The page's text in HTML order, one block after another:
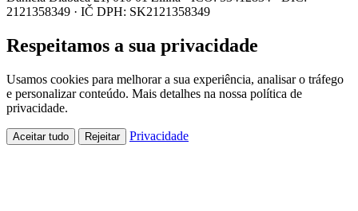
2121358349 · IČ DPH: SK2121358349
Respeitamos a sua privacidade
Usamos cookies para melhorar a sua experiência, analisar o tráfego
e personalizar conteúdo. Mais detalhes na nossa política de
privacidade.
Aceitar tudo Rejeitar Privacidade